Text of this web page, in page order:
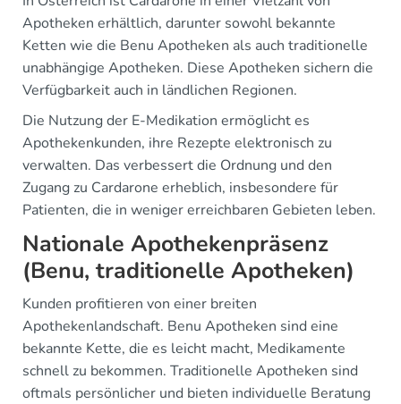
Apotheken erhältlich, darunter sowohl bekannte
Ketten wie die Benu Apotheken als auch traditionelle
unabhängige Apotheken. Diese Apotheken sichern die
Verfügbarkeit auch in ländlichen Regionen.
Die Nutzung der E-Medikation ermöglicht es
Apothekenkunden, ihre Rezepte elektronisch zu
verwalten. Das verbessert die Ordnung und den
Zugang zu Cardarone erheblich, insbesondere für
Patienten, die in weniger erreichbaren Gebieten leben.
Nationale Apothekenpräsenz
(Benu, traditionelle Apotheken)
Kunden profitieren von einer breiten
Apothekenlandschaft. Benu Apotheken sind eine
bekannte Kette, die es leicht macht, Medikamente
schnell zu bekommen. Traditionelle Apotheken sind
oftmals persönlicher und bieten individuelle Beratung